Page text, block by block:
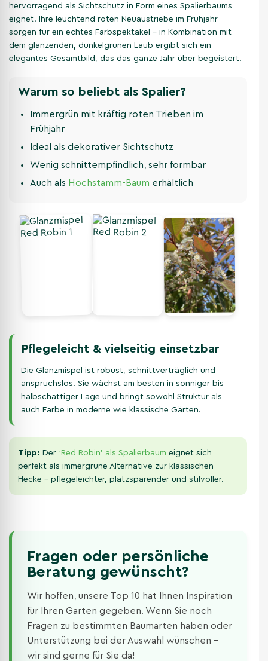
hervorragend als Sichtschutz in Form eines Spalierbaums
eignet. Ihre leuchtend roten Neuaustriebe im Frühjahr
sorgen für ein echtes Farbspektakel – in Kombination mit
dem glänzenden, dunkelgrünen Laub ergibt sich ein
elegantes Gesamtbild, das das ganze Jahr über begeistert.
Warum so beliebt als Spalier?
Immergrün mit kräftig roten Trieben im
Frühjahr
Ideal als dekorativer Sichtschutz
Wenig schnittempfindlich, sehr formbar
Auch als Hochstamm-Baum erhältlich
Pflegeleicht & vielseitig einsetzbar
Die Glanzmispel ist robust, schnittverträglich und
anspruchslos. Sie wächst am besten in sonniger bis
halbschattiger Lage und bringt sowohl Struktur als
auch Farbe in moderne wie klassische Gärten.
Tipp: Der ‘Red Robin’ als Spalierbaum eignet sich
perfekt als immergrüne Alternative zur klassischen
Hecke – pflegeleichter, platzsparender und stilvoller.
Fragen oder persönliche
Beratung gewünscht?
Wir hoffen, unsere Top 10 hat Ihnen Inspiration
für Ihren Garten gegeben. Wenn Sie noch
Fragen zu bestimmten Baumarten haben oder
Unterstützung bei der Auswahl wünschen –
wir sind gerne für Sie da!